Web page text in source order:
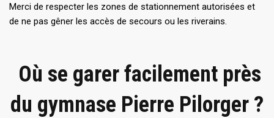
Merci de respecter les zones de stationnement autorisées et
de ne pas gêner les accès de secours ou les riverains.
️ Où se garer facilement près
du gymnase Pierre Pilorger ?